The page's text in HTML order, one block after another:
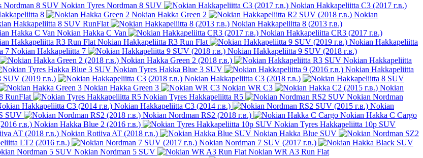
Nokian Tyres Nordman 8 SUV
Nokian Hakkapeliitta C3 (2017 г.в.)
8 Nokian Hakka Green 2
Nokian
Hakkapeliitta 8 SUV RunFlat
Nokian Hakkapeliitta 8 (2013 г.в.)
Nokian Hakka C Van
Nokian Hakkapeliitta CR3 (2017 г.в.)
Nokian Hakkapeliitta R3 Run Flat
Nokian Hakkapeliitta
Nokian Hakkapeliitta 7
Nokian Hakkapeliitta 9 SUV (2018 г.в.)
Nokian Hakka Green 2 (2018 г.в.)
Nokian Hakkapeliitta
Nokian Tyres Hakka Blue 3 SUV
Nokian Hakkapeliitta
(2019 г.в.)
Nokian Hakkapeliitta C3 (2018 г.в.)
Nokian Hakka Green 3 Nokian WR C3
Nokian
RunFlat Nokian Tyres Hakkapeliitta R5
Nokian Nordman
Nokian Hakkapeliitta C3 (2014 г.в.)
Nokian
SUV Nokian Nordman RS2 (2018 г.в.)
Nokian Hakka C Cargo
Nokian Hakka Blue 2 (2016 г.в.)
Nokian Tyres Hakkapeliitta 10p SUV
Nokian Rotiiva AT (2018 г.в.)
Nokian Hakka Blue SUV
LT2 (2016 г.в.)
Nokian Nordman 7 SUV (2017 г.в.)
Nokian Nordman 5 SUV
Nokian WR A3 Run Flat